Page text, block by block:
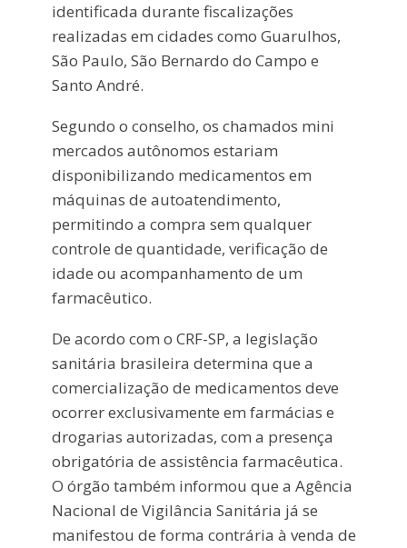
identificada durante fiscalizações
realizadas em cidades como Guarulhos,
São Paulo, São Bernardo do Campo e
Santo André.
Segundo o conselho, os chamados mini
mercados autônomos estariam
disponibilizando medicamentos em
máquinas de autoatendimento,
permitindo a compra sem qualquer
controle de quantidade, verificação de
idade ou acompanhamento de um
farmacêutico.
De acordo com o CRF-SP, a legislação
sanitária brasileira determina que a
comercialização de medicamentos deve
ocorrer exclusivamente em farmácias e
drogarias autorizadas, com a presença
obrigatória de assistência farmacêutica.
O órgão também informou que a Agência
Nacional de Vigilância Sanitária já se
manifestou de forma contrária à venda de